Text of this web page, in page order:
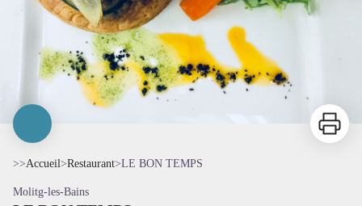
Imprimer
>>Accueil>Restaurant>LE BON TEMPS
Molitg-les-Bains